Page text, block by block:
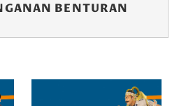
BENTURAN